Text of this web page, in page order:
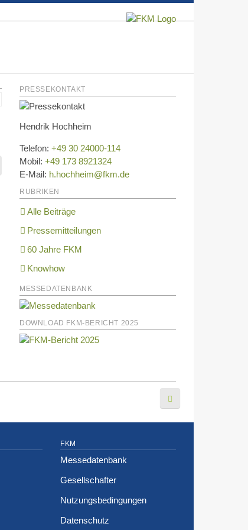
PRESSEKONTAKT
Hendrik Hochheim
Telefon: +49 30 24000-114
Mobil: +49 173 8921324
E-Mail: h.hochheim@fkm.de
RUBRIKEN
Alle Beiträge
Pressemitteilungen
60 Jahre FKM
Knowhow
MESSEDATENBANK
DOWNLOAD FKM-BERICHT 2025
FKM
Messedatenbank
Gesellschafter
Nutzungsbedingungen
Datenschutz